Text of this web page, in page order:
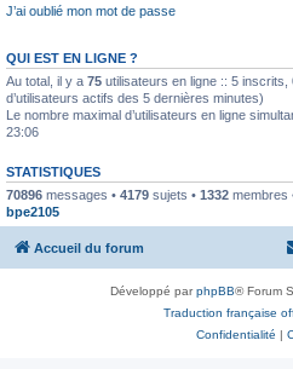
J’ai oublié mon mot de passe
QUI EST EN LIGNE ?
Au total, il y a 75 utilisateurs en ligne :: 5
d’utilisateurs actifs des 5 dernières minutes)
Le nombre maximal d’utilisateurs en ligne
23:06
STATISTIQUES
70896 messages • 4179 sujets • 1332 membres
bpe2105
Accueil du forum
Développé parphpBB® Forum
Traduction française
Confidentialité |